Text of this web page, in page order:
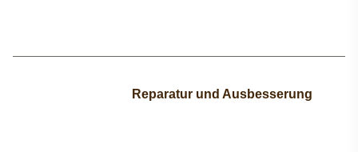
Reparatur und Ausbesserung